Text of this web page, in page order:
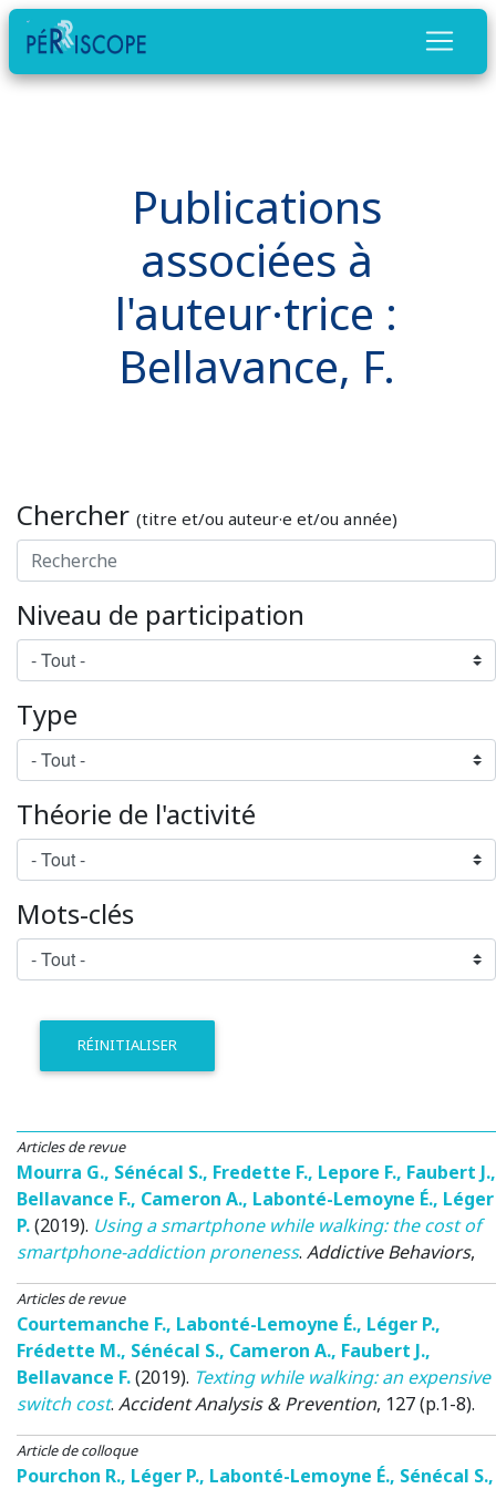
Publications
associées à
l'auteur·trice :
Bellavance, F.
Chercher (titre et/ou auteur·e et/ou année)
Niveau de participation
Type
Théorie de l'activité
Mots-clés
RÉINITIALISER
Articles de revue
Mourra G., Sénécal S., Fredette F., Lepore F., Faubert J.,
Bellavance F., Cameron A., Labonté-Lemoyne É., Léger
P.(2019). Using a smartphone while walking: the cost of
smartphone-addiction proneness. Addictive Behaviors,
Articles de revue
Courtemanche F., Labonté-Lemoyne É., Léger P.,
Frédette M., Sénécal S., Cameron A., Faubert J.,
Bellavance F.(2019). Texting while walking: an expensive
switch cost. Accident Analysis & Prevention, 127 (p.1-8).
Article de colloque
Pourchon R., Léger P., Labonté-Lemoyne É., Sénécal S.,